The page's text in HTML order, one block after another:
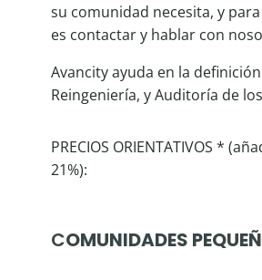
su comunidad necesita, y
es contactar y hablar con
Avancity ayuda en la
Reingeniería, y Auditoría de
PRECIOS ORIENTATIVOS *
21%):
COMUNIDADES